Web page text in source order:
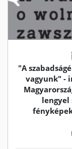
"A
vagyunk" -
lengyel